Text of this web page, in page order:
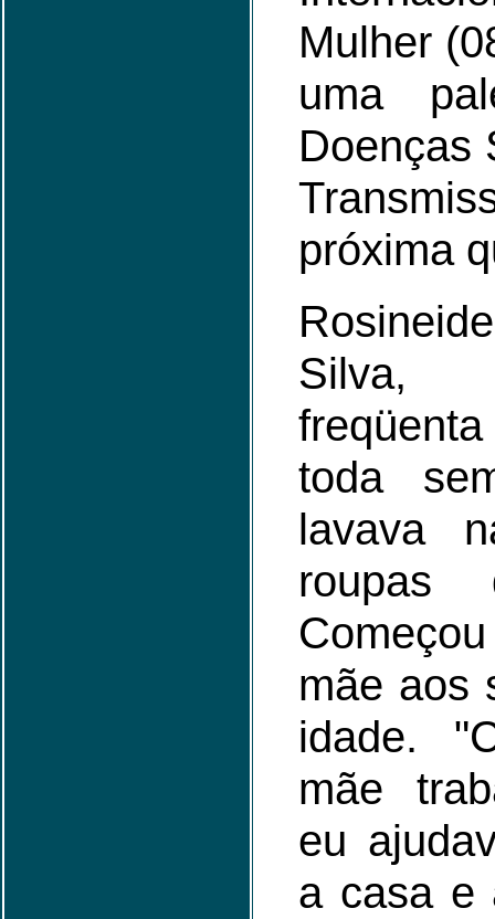
Mulher
uma
Doenças
próxima
Silva,
toda
lavava
roupas
mãe aos
idade.
mãe
eu
a casa e